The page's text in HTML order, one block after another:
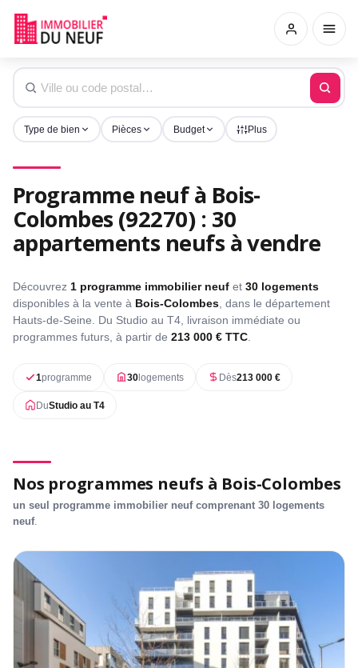
Type de bien Pièces Budget Plus
Programme neuf à Bois-
Colombes (92270) : 30
appartements neufs à vendre
Découvrez 1 programme immobilier neuf et 30 logements
disponibles à la vente à Bois-Colombes , dans le département
Hauts-de-Seine. Du Studio au T4, livraison immédiate ou
programmes futurs, à partir de 213 000 € TTC
1programme 30logements Dès213 000 €
DuStudio au T4
Nos programmes neufs à Bois-Colombes
un seul programme immobilier neuf comprenant 30 logements
neuf.